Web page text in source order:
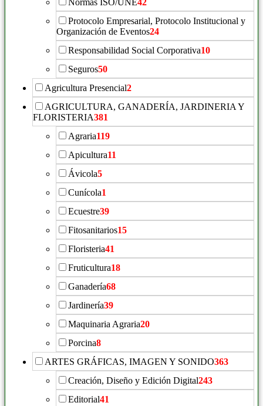
Normas ISO/UNE42
Protocolo Empresarial, Protocolo Institucional y
Organización de Eventos24
Responsabilidad Social Corporativa10
Seguros50
Agricultura Presencial2
AGRICULTURA, GANADERÍA, JARDINERIA Y
FLORISTERIA381
Agraria119
Apicultura11
Ávicola5
Cunícola1
Ecuestre39
Fitosanitarios15
Floristeria41
Fruticultura18
Ganadería68
Jardinería39
Maquinaria Agraria20
Porcina8
ARTES GRÁFICAS, IMAGEN Y SONIDO363
Creación, Diseño y Edición Digital243
Editorial41